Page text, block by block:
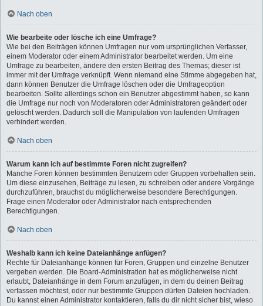
Nach oben
Wie bearbeite oder lösche ich eine Umfrage?
Wie bei den Beiträgen können Umfragen nur vom ursprünglichen Verfasser,
einem Moderator oder einem Administrator bearbeitet werden. Um eine
Umfrage zu bearbeiten, ändere den ersten Beitrag des Themas; dieser ist
immer mit der Umfrage verknüpft. Wenn niemand eine Stimme abgegeben hat,
dann können Benutzer die Umfrage löschen oder die Umfrageoption
bearbeiten. Sollte allerdings schon ein Benutzer abgestimmt haben, so kann
die Umfrage nur noch von Moderatoren oder Administratoren geändert oder
gelöscht werden. Dadurch soll die Manipulation von laufenden Umfragen
verhindert werden.
Nach oben
Warum kann ich auf bestimmte Foren nicht zugreifen?
Manche Foren können bestimmten Benutzern oder Gruppen vorbehalten sein.
Um diese einzusehen, Beiträge zu lesen, zu schreiben oder andere Vorgänge
durchzuführen, brauchst du möglicherweise besondere Berechtigungen.
Frage einen Moderator oder Administrator nach entsprechenden
Berechtigungen.
Nach oben
Weshalb kann ich keine Dateianhänge anfügen?
Rechte für Dateianhänge können für Foren, Gruppen und einzelne Benutzer
vergeben werden. Die Board-Administration hat es möglicherweise nicht
erlaubt, Dateianhänge in dem Forum anzufügen, in dem du deinen Beitrag
verfassen möchtest, oder nur bestimmte Gruppen dürfen Dateien hochladen.
Du kannst einen Administrator kontaktieren, falls du dir nicht sicher bist, wieso